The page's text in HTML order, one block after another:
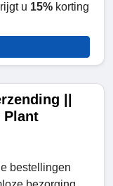
u 15% korting
||
Plant
bestellingen